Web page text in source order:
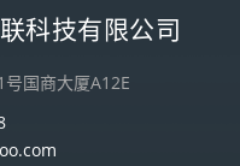
科技有限公司
国商大厦A12E